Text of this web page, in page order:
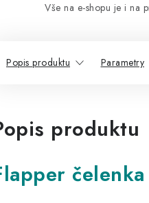
Vše na e-shopu je i na
Popis produktu Parametry
produktu